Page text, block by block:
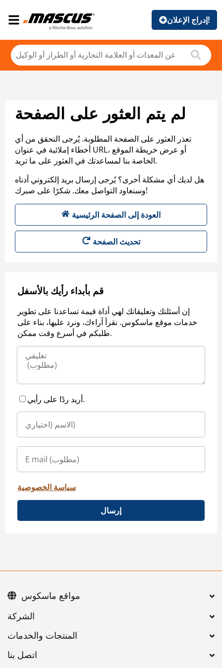
إدراج الإعلان!
لم يتم العثور على الصفحة
تعذر العثور على الصفحة المطلوبة. يُرجى التحقق من أي
أخطاء إملائية في عنوان URL، أو عرض خريطة الموقع
الخاصة بنا لمساعدتك في العثور على ما تريد.
هل لديك أي مشكلة أخرى؟ يُرجى إرسال بريد إلكتروني أدناه
وسنعاود التواصل معك. شكرًا على صبرك!
العودة إلى الصفحة الرئيسية
تحديث الصفحة
قم بأبداء رأيك بالأسفل
إن أسئلتك وتعليقاتك لهي أداة قيمة تساعدنا على تطوير
خدمات موقع ماسكوس. نقرأ آراءك، ونرد عليها، بناء على
طلبكم في أسرع وقت ممكن.
أريد ردًا على رأيي.
سياسة الخصوصية
إرسال
اتصل بنا
مواقع ماسكوس